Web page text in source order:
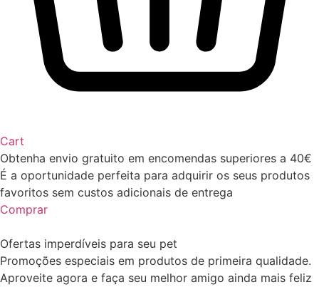
Cart
Obtenha envio gratuito em encomendas superiores a 40€
É a oportunidade perfeita para adquirir os seus produtos
favoritos sem custos adicionais de entrega
Comprar
Ofertas imperdíveis para seu pet
Promoções especiais em produtos de primeira qualidade.
Aproveite agora e faça seu melhor amigo ainda mais feliz